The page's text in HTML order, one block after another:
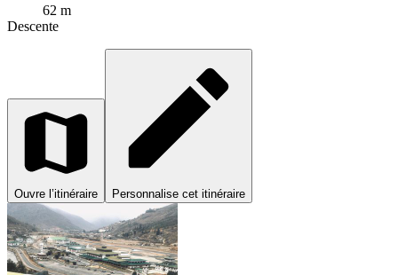
62 m
Descente
Ouvre l’itinéraire Personnalise cet itinéraire